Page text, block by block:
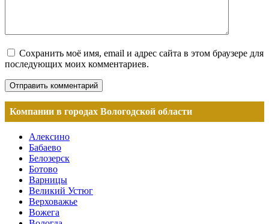
Сохранить моё имя, email и адрес сайта в этом браузере для
последующих моих комментариев.
Компании в городах Вологодской области
Алексино
Бабаево
Белозерск
Ботово
Варницы
Великий Устюг
Верховажье
Вожега